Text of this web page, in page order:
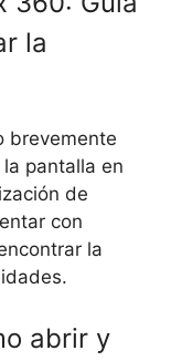
la
brevemente
pantalla en
de
con
la
abrir y